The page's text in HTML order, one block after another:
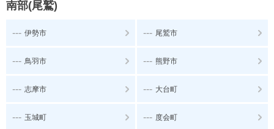
南部(尾鷲)
--- 伊勢市 --- 尾鷲市
--- 鳥羽市 --- 熊野市
--- 志摩市 --- 大台町
--- 玉城町 --- 度会町